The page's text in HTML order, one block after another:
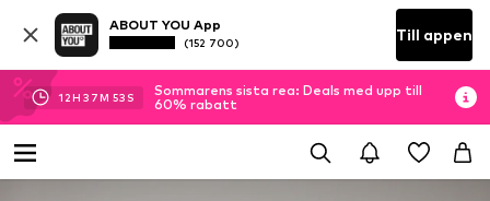
ABOUT YOU App
(152 700) Till appen
12H 37M 50 S
Sommarens sista rea: Deals med upp till
60% rabatt